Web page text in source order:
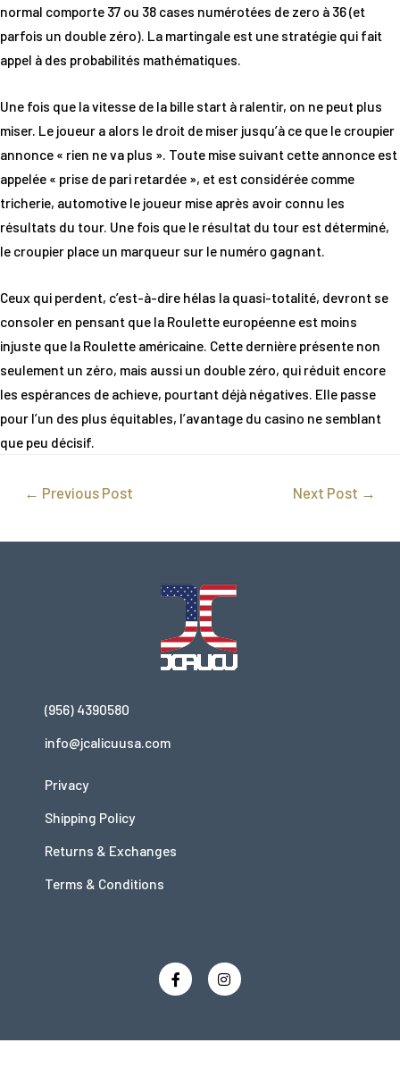
normal comporte 37 ou 38 cases numérotées de zero à 36 (et
parfois un double zéro). La martingale est une stratégie qui fait
appel à des probabilités mathématiques.
Une fois que la vitesse de la bille start à ralentir, on ne peut plus
miser. Le joueur a alors le droit de miser jusqu’à ce que le croupier
annonce « rien ne va plus ». Toute mise suivant cette annonce est
appelée « prise de pari retardée », et est considérée comme
tricherie, automotive le joueur mise après avoir connu les
résultats du tour. Une fois que le résultat du tour est déterminé,
le croupier place un marqueur sur le numéro gagnant.
Ceux qui perdent, c’est-à-dire hélas la quasi-totalité, devront se
consoler en pensant que la Roulette européenne est moins
injuste que la Roulette américaine. Cette dernière présente non
seulement un zéro, mais aussi un double zéro, qui réduit encore
les espérances de achieve, pourtant déjà négatives. Elle passe
pour l’un des plus équitables, l’avantage du casino ne semblant
que peu décisif.
← Previous Post Next Post →
(956) 4390580
info@jcalicuusa.com
Privacy
Shipping Policy
Returns & Exchanges
Terms & Conditions